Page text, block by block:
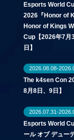
Esports World
2026『Honor of
Honor of Kings
Cup【2026年7月
日】
2026.08.08-
The k4sen Con
8月8日、9日】
2026.07.31-
Esports World
ール オブ デュー